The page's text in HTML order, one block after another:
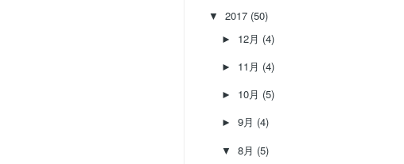
▼ 2017 (50)
► 12月 (4)
► 11月 (4)
► 10月 (5)
► 9月 (4)
▼ 8月 (5)